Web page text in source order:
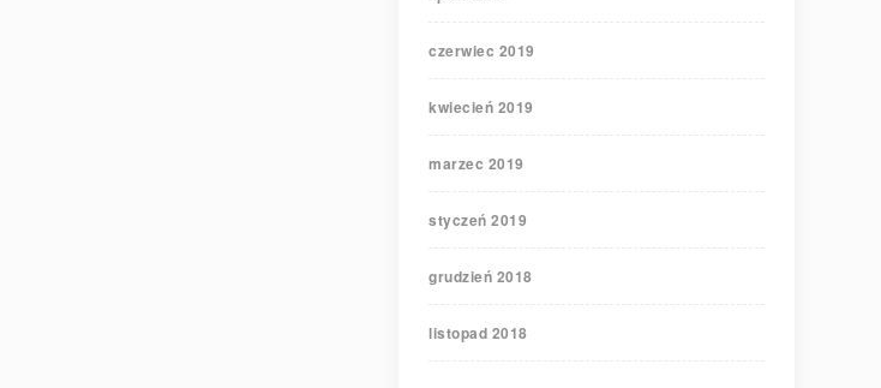
czerwiec 2019
kwiecień 2019
marzec 2019
styczeń 2019
grudzień 2018
listopad 2018